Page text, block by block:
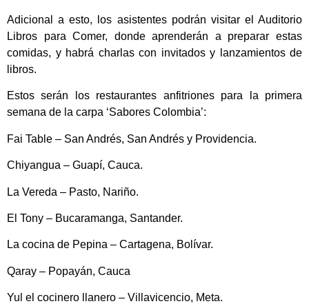
Adicional a esto, los asistentes podrán visitar el Auditorio
Libros para Comer, donde aprenderán a preparar estas
comidas, y habrá charlas con invitados y lanzamientos de
libros.
Estos serán los restaurantes anfitriones para la primera
semana de la carpa ‘Sabores Colombia’:
Fai Table – San Andrés, San Andrés y Providencia.
Chiyangua – Guapí, Cauca.
La Vereda – Pasto, Nariño.
El Tony – Bucaramanga, Santander.
La cocina de Pepina – Cartagena, Bolívar.
Qaray – Popayán, Cauca
Yul el cocinero llanero – Villavicencio, Meta.